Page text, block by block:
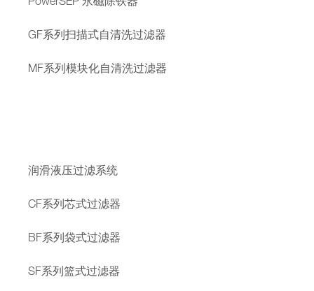
PowerSEP 永磁除铁器
GF系列扫描式自清洗过滤器
MF系列模块化自清洗过滤器
润滑液压过滤系统
CF系列芯式过滤器
BF系列袋式过滤器
SF系列篮式过滤器